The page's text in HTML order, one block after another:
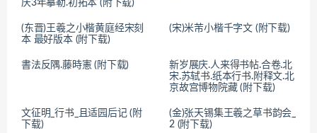
庆3年摹勒.初拓本 (附下载)
(东晋)王羲之小楷黄庭经宋刻
本 最好版本 (附下载)
(宋)米芾小楷千字文 (附下载)
書法反隅.藤時憲 (附下载)
新岁展庆.人来得书帖.合卷.北
宋.苏轼书.纸本行书.附释文.北
京故宫博物院藏 (附下载)
文征明_行书_且适园后记 (附
下载)
(金)张天锡集王羲之草书韵会_
2 (附下载)